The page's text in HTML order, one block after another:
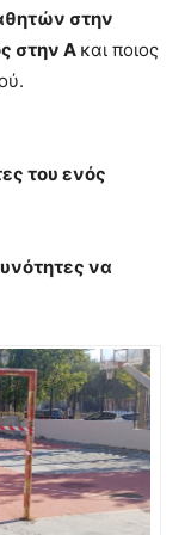
στην
στην Α και ποιος
του ενός
να